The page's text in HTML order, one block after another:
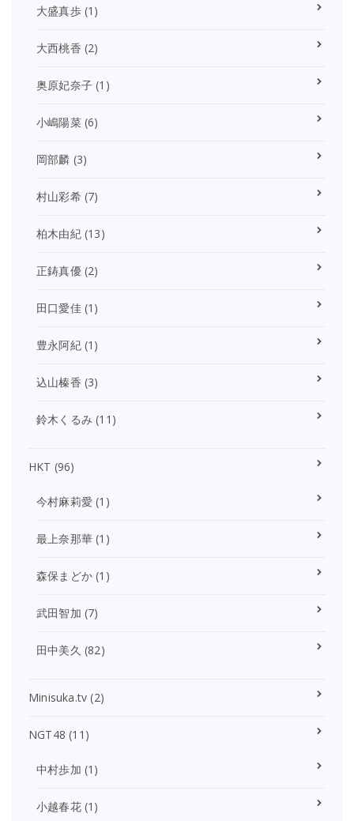
大盛真歩(1)
大西桃香 (2)
奥原妃奈子 (1)
小嶋陽菜(6)
岡部麟 (3)
村山彩希(7)
柏木由紀(13)
正鋳真優(2)
田口愛佳(1)
豊永阿紀(1)
込山榛香 (3)
鈴木くるみ (11)
HKT (96)
今村麻莉愛 (1)
最上奈那華 (1)
森保まどか (1)
武田智加 (7)
田中美久 (82)
Minisuka.tv (2)
NGT48 (11)
中村歩加 (1)
小越春花(1)